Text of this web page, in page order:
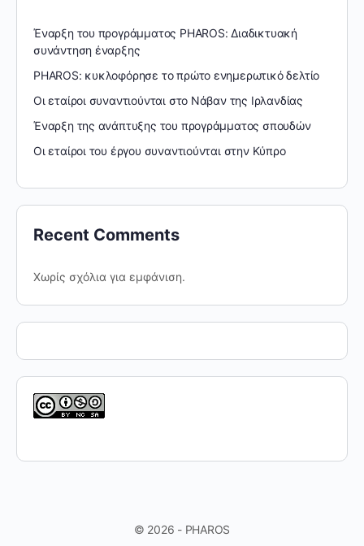
Έναρξη του προγράμματος PHAROS: Διαδικτυακή
συνάντηση έναρξης
PHAROS: κυκλοφόρησε το πρώτο ενημερωτικό δελτίο
Οι εταίροι συναντιούνται στο Νάβαν της Ιρλανδίας
Έναρξη της ανάπτυξης του προγράμματος σπουδών
Οι εταίροι του έργου συναντιούνται στην Κύπρο
Recent Comments
Χωρίς σχόλια για εμφάνιση.
© 2026 - PHAROS